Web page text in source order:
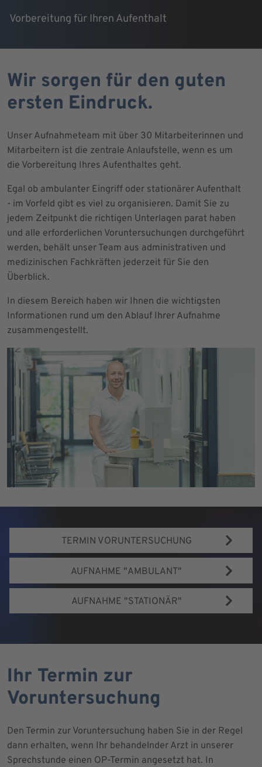
Vorbereitung für Ihren Aufenthalt
Wir sorgen für den guten
ersten Eindruck.
Unser Aufnahmeteam mit über 30 Mitarbeiterinnen und
Mitarbeitern ist die zentrale Anlaufstelle, wenn es um
die Vorbereitung Ihres Aufenthaltes geht.
Egal ob ambulanter Eingriff oder stationärer Aufenthalt
- im Vorfeld gibt es viel zu organisieren. Damit Sie zu
jedem Zeitpunkt die richtigen Unterlagen parat haben
und alle erforderlichen Voruntersuchungen durchgeführt
werden, behält unser Team aus administrativen und
medizinischen Fachkräften jederzeit für Sie den
Überblick.
In diesem Bereich haben wir Ihnen die wichtigsten
Informationen rund um den Ablauf Ihrer Aufnahme
zusammengestellt.
TERMIN VORUNTERSUCHUNG
AUFNAHME "AMBULANT"
AUFNAHME "STATIONÄR"
Ihr Termin zur
Voruntersuchung
Den Termin zur Voruntersuchung haben Sie in der Regel
dann erhalten, wenn Ihr behandelnder Arzt in unserer
Sprechstunde einen OP-Termin angesetzt hat. In